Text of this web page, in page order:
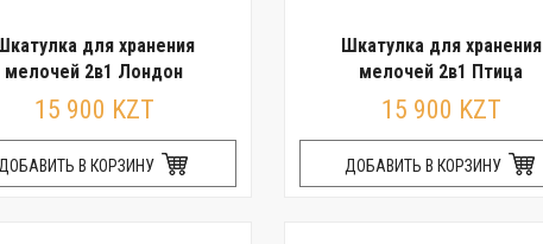
для хранения
мелочей 2в1 Лондон
15 900 KZT
В КОРЗИНУ
Шкатулка для хранения
мелочей 2в1 Птица
15 900 KZT
ДОБАВИТЬ В КОРЗИНУ